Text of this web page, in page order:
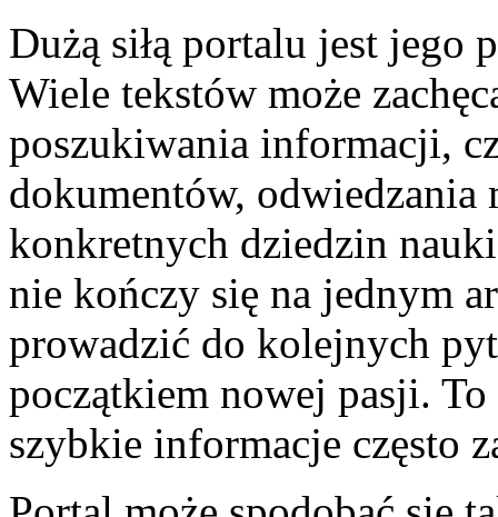
Dużą siłą portalu jest jego
Wiele tekstów może
poszukiwania informacji,
dokumentów, odwiedzania
konkretnych dziedzin
nie kończy się na jednym
prowadzić do kolejnych
początkiem nowej pasji. To
szybkie informacje często